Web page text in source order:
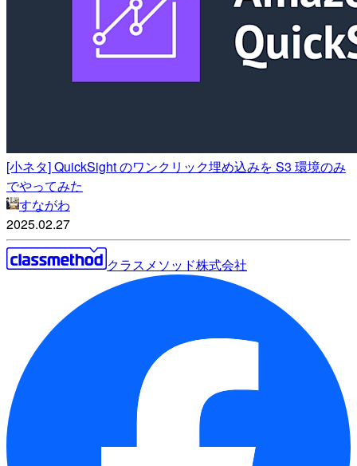
[小ネタ] QuickSight のワンクリック埋め込みを S3 環境のみ
でやってみた
すながわ
2025.02.27
クラスメソッド株式会社